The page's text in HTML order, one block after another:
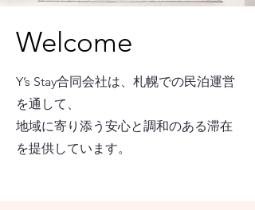
Welcome
Y’s Stay合同会社は、札幌での民泊運営
を通して、
地域に寄り添う安心と調和のある滞在
を提供しています。